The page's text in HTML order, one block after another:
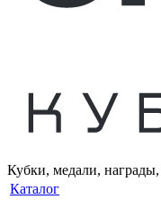
Кубки, медали,
Каталог